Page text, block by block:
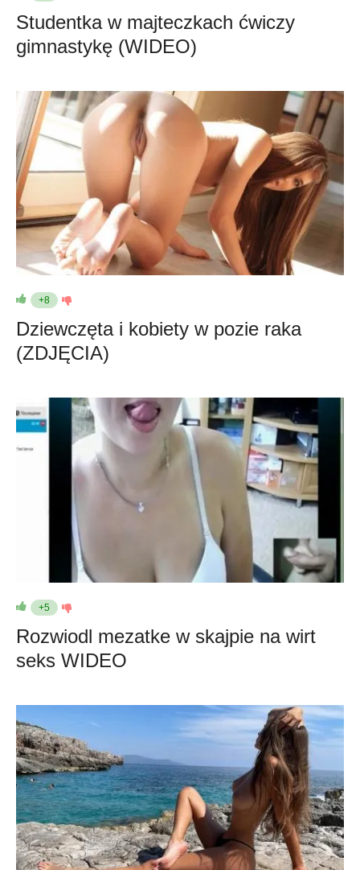
Studentka w majteczkach ćwiczy
gimnastykę (WIDEO)
+8
Dziewczęta i kobiety w pozie raka
(ZDJĘCIA)
+5
Rozwiodl mezatke w skajpie na wirt
seks WIDEO